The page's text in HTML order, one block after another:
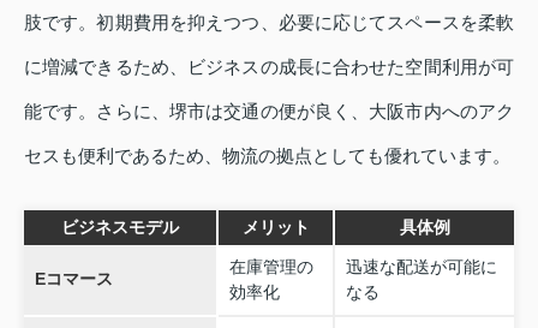
肢です。初期費用を抑えつつ、必要に応じてスペースを柔軟
に増減できるため、ビジネスの成長に合わせた空間利用が可
能です。さらに、堺市は交通の便が良く、大阪市内へのアク
セスも便利であるため、物流の拠点としても優れています。
ビジネスモデル メリット 具体例
Eコマース
在庫管理の
効率化
迅速な配送が可能に
なる